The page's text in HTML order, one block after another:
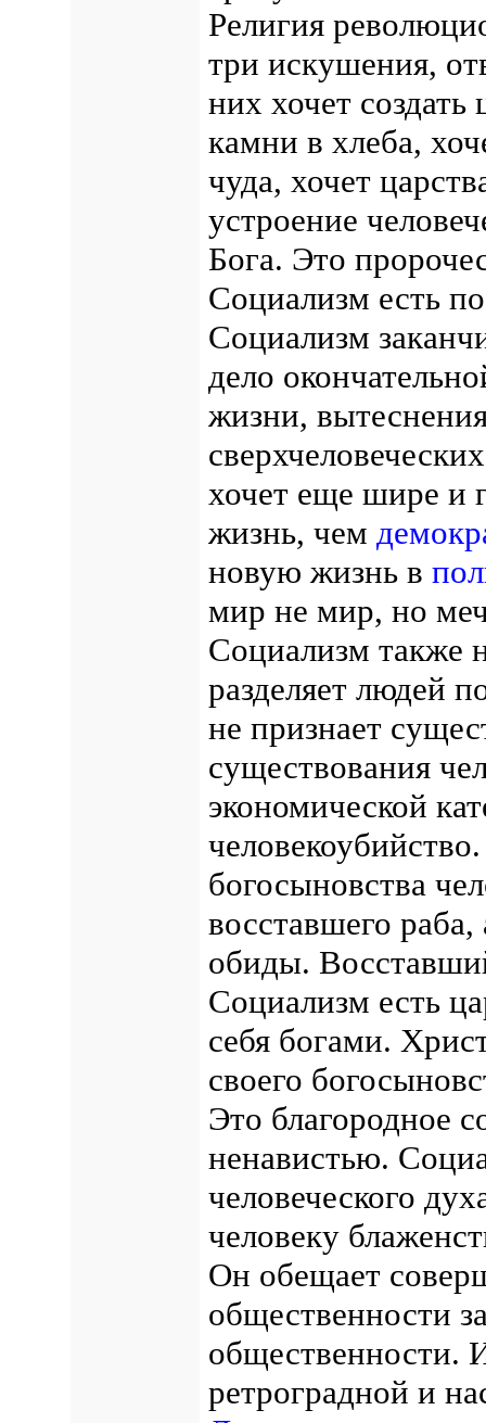
Религия
три искушения,
них хочет создать
камни в хлеба,
чуда, хочет
устроение
Бога. Это
Социализм есть
Социализм
дело
жизни,
хочет еще шире и
жизнь, чем
новую жизнь в
мир не мир, но
Социализм также
разделяет людей
не признает
существования
экономической
богосыновства
восставшего
обиды.
Социализм есть
себя богами.
своего
Это благородное
ненавистью.
человеческого
человеку
Он обещает
общественности
общественности.
ретроградной и